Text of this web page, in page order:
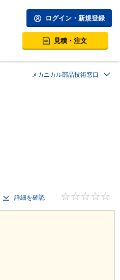
ログイン・新規登録
見積・注文
メカニカル部品技術窓口
詳細を確認